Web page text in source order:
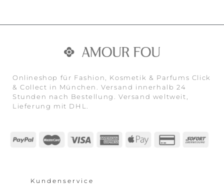
Onlineshop für Fashion, Kosmetik & Parfums Click
& Collect in München. Versand innerhalb 24
Stunden nach Bestellung. Versand weltweit,
Lieferung mit DHL.
Kundenservice